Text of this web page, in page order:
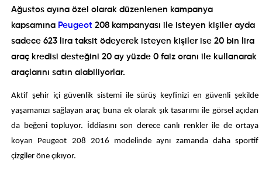
Ağustos ayına özel olarak düzenlenen kampanya
kapsamına Peugeot 208 kampanyası ile isteyen kişiler ayda
sadece 623 lira taksit ödeyerek isteyen kişiler ise 20 bin lira
araç kredisi desteğini 20 ay yüzde 0 faiz oranı ile kullanarak
araçlarını satın alabiliyorlar.
Aktif şehir içi güvenlik sistemi ile sürüş keyfinizi en güvenli şekilde
yaşamanızı sağlayan araç buna ek olarak şık tasarımı ile görsel açıdan
da beğeni topluyor. İddiasını son derece canlı renkler ile de ortaya
koyan Peugeot 208 2016 modelinde aynı zamanda daha sportif
çizgiler öne çıkıyor.